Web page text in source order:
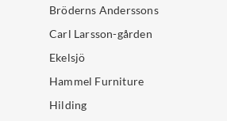
Bröderns Anderssons
Carl Larsson-gården
Ekelsjö
Hammel Furniture
Hilding